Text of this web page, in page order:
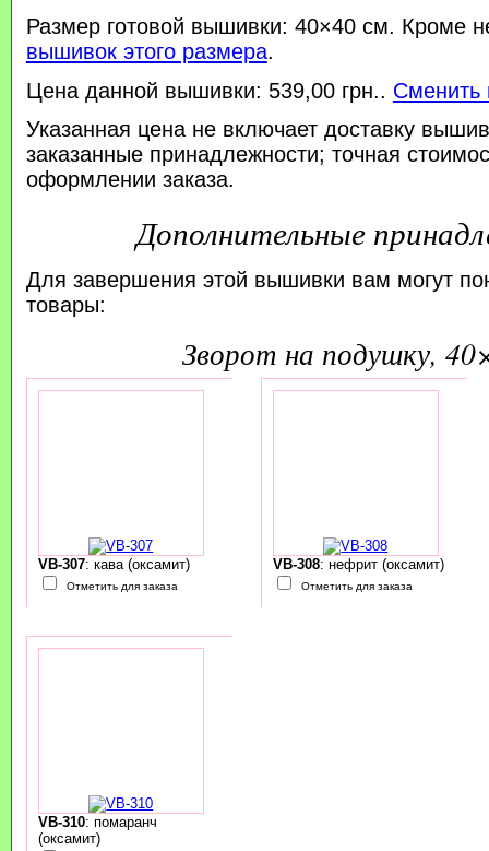
Размер готовой вышивки: 40×40 см. Кроме
вышивок этого размера.
Цена данной вышивки: 539,00 грн.. Сменить
Указанная цена не включает доставку
заказанные принадлежности; точная
оформлении заказа.
Дополнительные
Для завершения этой вышивки вам могут
товары:
зворот на подушку,
VB-307: кава (оксамит)
Отметить для заказа
VB-308: нефрит (оксамит)
Отметить для заказа
VB-310: помаранч
(оксамит)